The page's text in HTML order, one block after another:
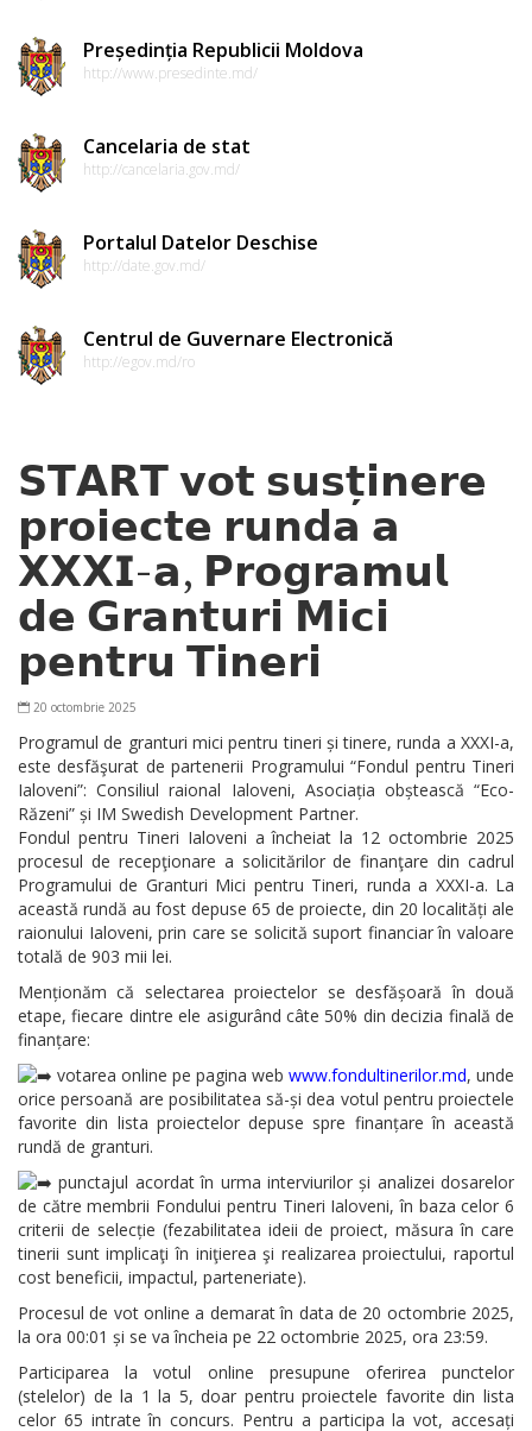
Președinția Republicii Moldova
http://www.presedinte.md/
Cancelaria de stat
http://cancelaria.gov.md/
Portalul Datelor Deschise
http://date.gov.md/
Centrul de Guvernare Electronică
http://egov.md/ro
𝗦𝗧𝗔𝗥𝗧 𝘃𝗼𝘁 𝘀𝘂𝘀𝘁̦𝗶𝗻𝗲𝗿𝗲
𝗽𝗿𝗼𝗶𝗲𝗰𝘁𝗲 𝗿𝘂𝗻𝗱𝗮 𝗮
𝗫𝗫𝗫𝗜-𝗮, 𝗣𝗿𝗼𝗴𝗿𝗮𝗺𝘂𝗹
𝗱𝗲 𝗚𝗿𝗮𝗻𝘁𝘂𝗿𝗶 𝗠𝗶𝗰𝗶
𝗽𝗲𝗻𝘁𝗿𝘂 𝗧𝗶𝗻𝗲𝗿𝗶
20 octombrie 2025
Programul de granturi mici pentru tineri și tinere, runda a XXXI-a,
este desfăşurat de partenerii Programului “Fondul pentru Tineri
Ialoveni”: Consiliul raional Ialoveni, Asociația obștească “Eco-
Răzeni” și IM Swedish Development Partner.
Fondul pentru Tineri Ialoveni a încheiat la 12 octombrie 2025
procesul de recepţionare a solicitărilor de finanţare din cadrul
Programului de Granturi Mici pentru Tineri, runda a XXXI-a. La
această rundă au fost depuse 65 de proiecte, din 20 localități ale
raionului Ialoveni, prin care se solicită suport financiar în valoare
totală de 903 mii lei.
Menționăm că selectarea proiectelor se desfășoară în două
etape, fiecare dintre ele asigurând câte 50% din decizia finală de
finanțare:
votarea online pe pagina web www.fondultinerilor.md, unde
orice persoană are posibilitatea să-și dea votul pentru proiectele
favorite din lista proiectelor depuse spre finanțare în această
rundă de granturi.
punctajul acordat în urma interviurilor și analizei dosarelor
de către membrii Fondului pentru Tineri Ialoveni, în baza celor 6
criterii de selecție (fezabilitatea ideii de proiect, măsura în care
tinerii sunt implicaţi în iniţierea şi realizarea proiectului, raportul
cost beneficii, impactul, parteneriate).
Procesul de vot online a demarat în data de 20 octombrie 2025,
la ora 00:01 și se va încheia pe 22 octombrie 2025, ora 23:59.
Participarea la votul online presupune oferirea punctelor
(stelelor) de la 1 la 5, doar pentru proiectele favorite din lista
celor 65 intrate în concurs. Pentru a participa la vot, accesați